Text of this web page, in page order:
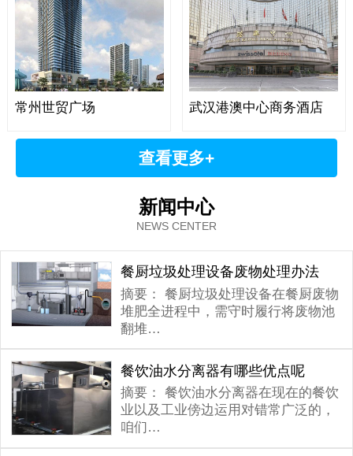
常州世贸广场 武汉港澳中心商务酒店
查看更多+
新闻中心
NEWS CENTER
餐厨垃圾处理设备废物处理办法
摘要：
餐厨垃圾处理设备在餐厨废物
堆肥全进程中，需守时履行将废物池
翻堆…
餐饮油水分离器有哪些优点呢
摘要：
餐饮油水分离器在现在的餐饮
业以及工业傍边运用对错常广泛的，
咱们…